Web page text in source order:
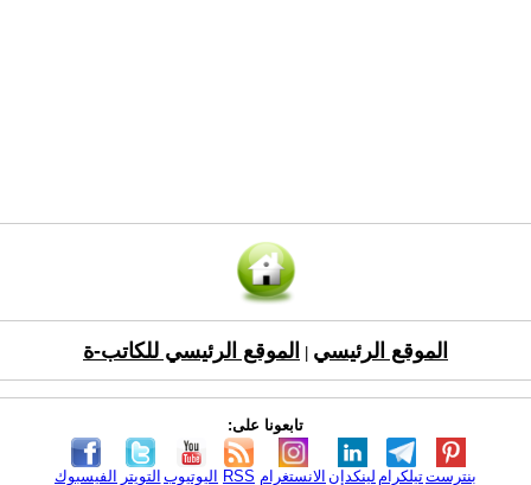
الموقع الرئيسي الموقع الرئيسي للكاتب-ة
تابعونا على:
الفيسبوك التويتر اليوتيوب RSS الانستغرام لينكدإن تيلكرامبنترست